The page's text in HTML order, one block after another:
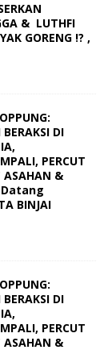
& LUTHFI
GORENG !? ,
DI
PERCUT
ASAHAN &
Datang
BINJAI
DI
PERCUT
ASAHAN &